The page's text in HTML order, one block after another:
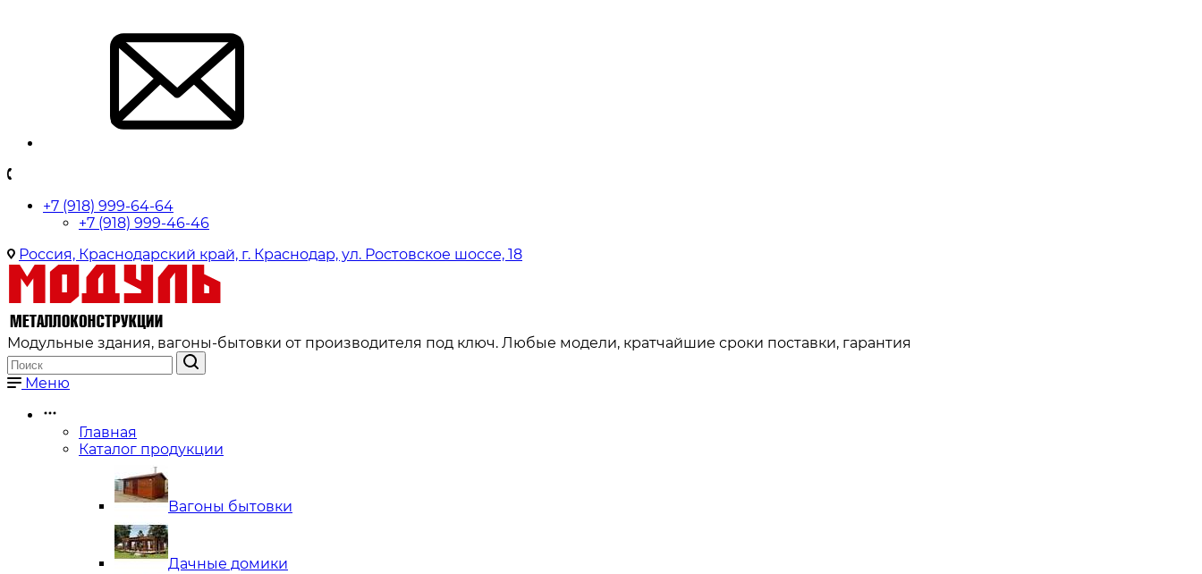
+7 (918) 999-64-64
+7 (918) 999-46-46
Россия, Краснодарский край, г. Краснодар, ул. Ростовское шоссе, 18
Модульные здания, вагоны-бытовки от производителя под ключ. Любые модели, кратчайшие сроки поставки, гарантия
Меню
Главная
Каталог продукции
Вагоны бытовки
Дачные домики